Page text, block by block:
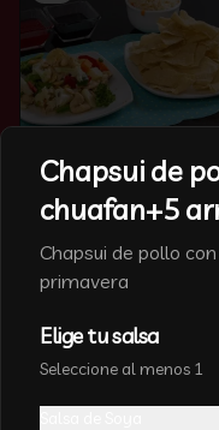
-23%
Chapsui de
chuafan+5
Chapsui de pollo
primavera
Elige tu salsa
Seleccione al menos 1